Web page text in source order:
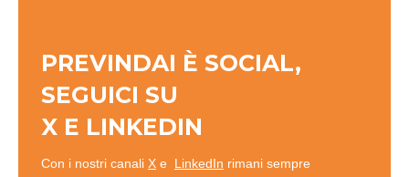
PREVINDAI È SOCIAL,
SEGUICI SU
X E LINKEDIN
Con i nostri canali X e LinkedIn rimani sempre